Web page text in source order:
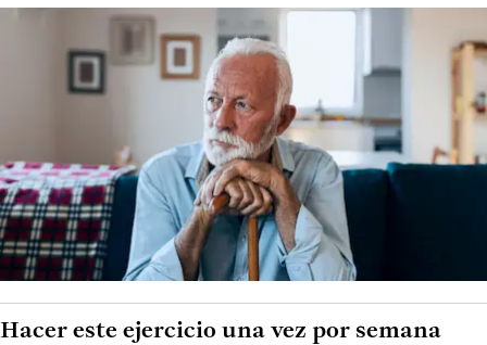
Hacer este ejercicio una vez por semana